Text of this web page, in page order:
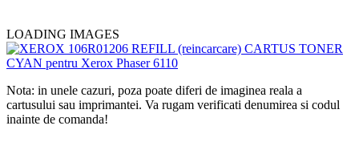
LOADING IMAGES
Nota: in unele cazuri, poza poate diferi de imaginea reala a
cartusului sau imprimantei. Va rugam verificati denumirea si codul
inainte de comanda!